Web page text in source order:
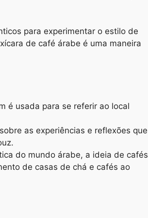
para experimentar o estilo de
de café árabe é uma maneira
é usada para se referir ao local
as experiências e reflexões que
do mundo árabe, a ideia de cafés
de casas de chá e cafés ao